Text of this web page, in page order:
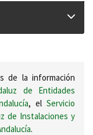
de la información
de Entidades
, el Servicio
de Instalaciones y
.